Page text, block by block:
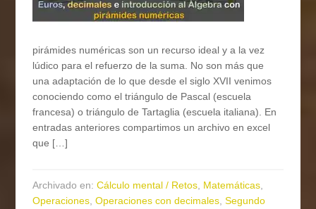
pirámides numéricas son un recurso ideal y a la vez
lúdico para el refuerzo de la suma. No son más que
una adaptación de lo que desde el siglo XVII venimos
conociendo como el triángulo de Pascal (escuela
francesa) o triángulo de Tartaglia (escuela italiana). En
entradas anteriores compartimos un archivo en excel
que […]
Archivado en:Cálculo mental / Retos, Matemáticas,
Operaciones,Operaciones con decimales,Segundo